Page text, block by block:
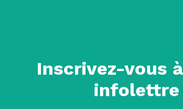
Inscrivez-vous
infolettre